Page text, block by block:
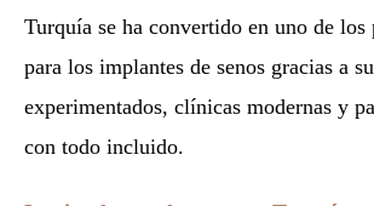
Turquía se ha convertido en uno de los
para los implantes de senos gracias a
experimentados, clínicas modernas y
con todo incluido.